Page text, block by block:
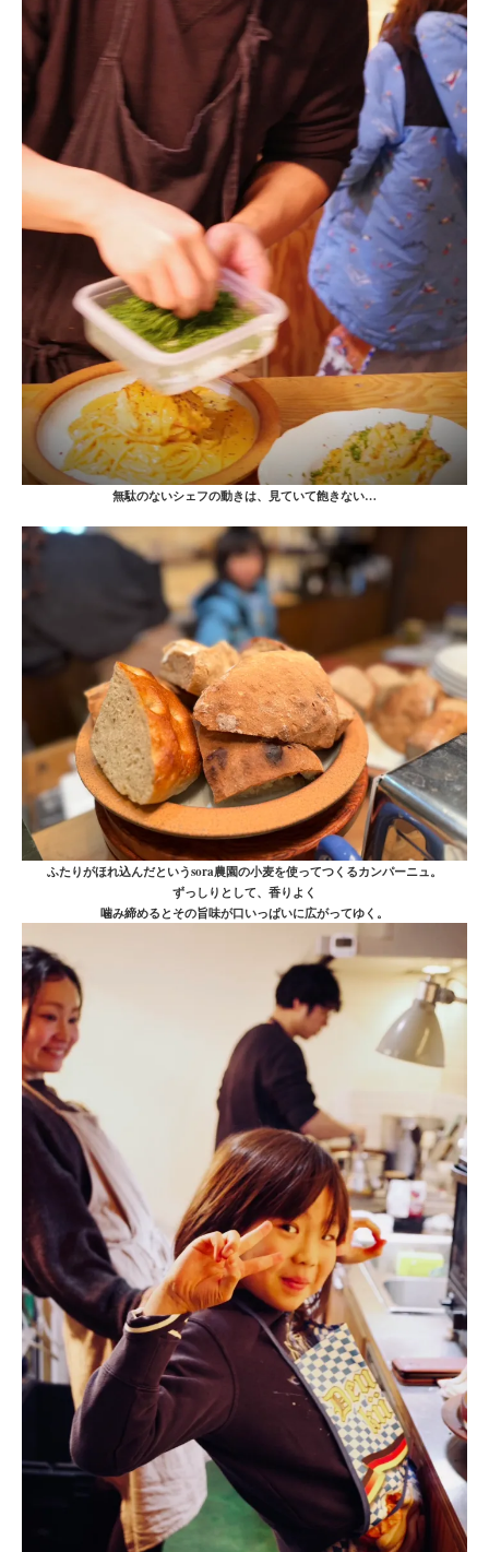
無駄のないシェフの動きは、見ていて飽きない…
ふたりがほれ込んだというsora農園の小麦を使ってつくるカンパーニュ。
ずっしりとして、香りよく
噛み締めるとその旨味が口いっぱいに広がってゆく。